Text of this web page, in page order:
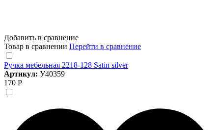
Добавить в сравнение
Товар в сравнении Перейти в сравнение
Ручка мебельная 2218-128 Satin silver
Артикул: У40359
170 Р